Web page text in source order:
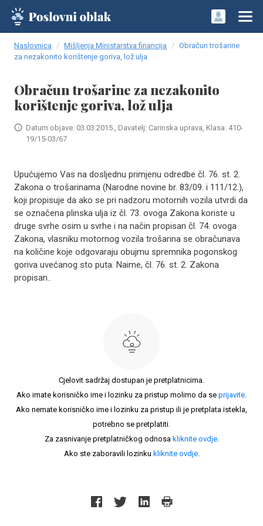
Naslovnica Mišljenja Ministarstva financija
Obračun trošarine
za nezakonito korištenje goriva, lož ulja
Obračun trošarine za nezakonito
korištenje goriva, lož ulja
Datum objave: 03.03.2015., Davatelj: Carinska uprava, Klasa: 410-
19/15-03/67
Upućujemo Vas na dosljednu primjenu odredbe čl. 76. st. 2.
Zakona o trošarinama (Narodne novine br. 83/09. i 111/12.),
koji propisuje da ako se pri nadzoru motornih vozila utvrdi da
se označena plinska ulja iz čl. 73. ovoga Zakona koriste u
druge svrhe osim u svrhe i na način propisan čl. 74. ovoga
Zakona, vlasniku motornog vozila trošarina se obračunava
na količine koje odgovaraju obujmu spremnika pogonskog
goriva uvećanog sto puta. Naime, čl. 76. st. 2. Zakona
propisan..
Cjelovit sadržaj dostupan je pretplatnicima.
Ako imate korisničko ime i lozinku za pristup molimo da se prijavite.
Ako nemate korisničko ime i lozinku za pristup ili je pretplata istekla,
potrebno se pretplatiti.
Za zasnivanje pretplatničkog odnosa kliknite ovdje.
Ako ste zaboravili lozinku kliknite ovdje.